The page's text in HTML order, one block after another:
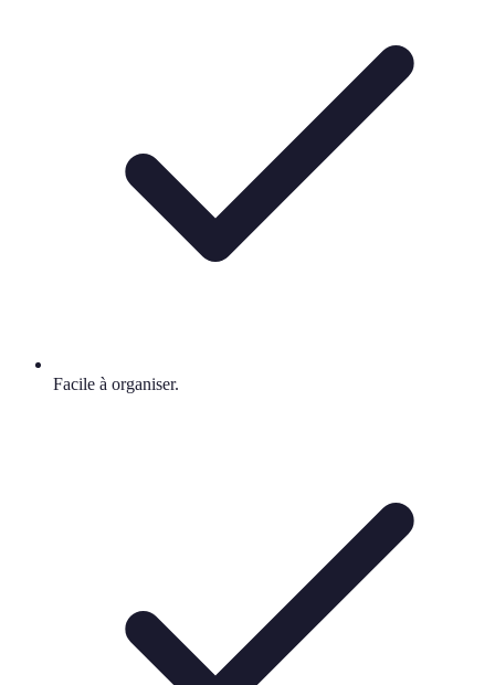
Facile à organiser.